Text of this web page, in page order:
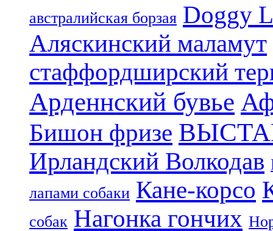
aвстралийская борзая Doggy
Аляскинский маламут
стаффордширский
Арденнский бувье
Бишон фризе
Ирландский Волкодав
лапами собаки Кане-корсо
собак Нагонка гончих